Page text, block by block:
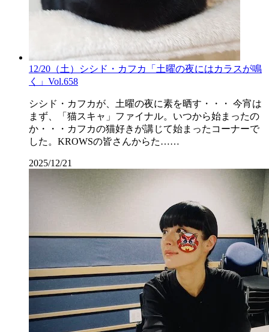
12/20（土）シシド・カフカ「土曜の夜にはカラスが鳴
く」Vol.658
シシド・カフカが、土曜の夜に素を晒す・・・ 今宵は
まず、「猫スキャ」ファイナル。いつから始まったの
か・・・カフカの猫好きが講じて始まったコーナーで
した。KROWSの皆さんからた……
2025/12/21